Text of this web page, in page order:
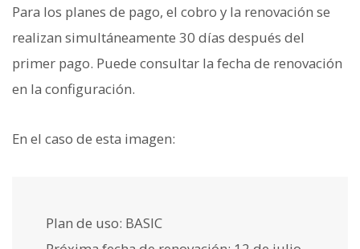
Para los planes de pago, el cobro y la renovación se
realizan simultáneamente 30 días después del
primer pago. Puede consultar la fecha de renovación
en la configuración.
En el caso de esta imagen:
Plan de uso: BASIC